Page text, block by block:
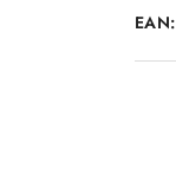
EAN: